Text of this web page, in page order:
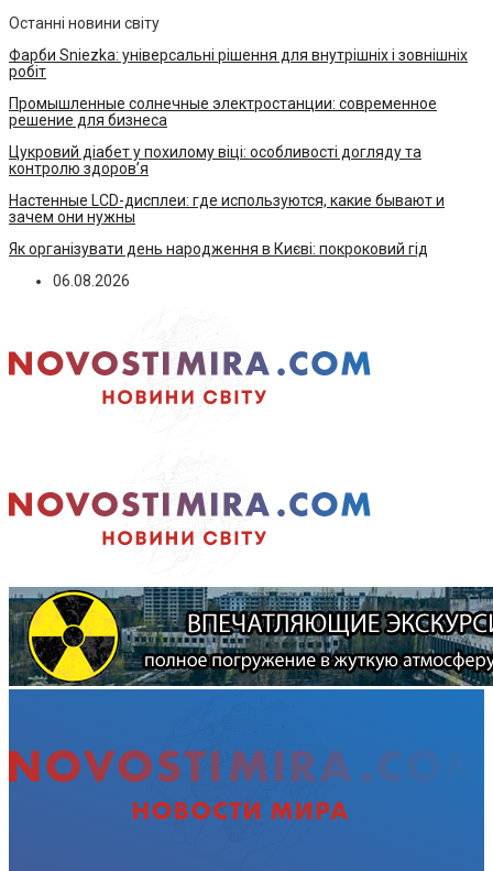
Останні новини світу
Фарби Sniezka: універсальні рішення для внутрішніх і зовнішніх
робіт
Промышленные солнечные электростанции: современное
решение для бизнеса
Цукровий діабет у похилому віці: особливості догляду та
контролю здоров’я
Настенные LCD-дисплеи: где используются, какие бывают и
зачем они нужны
Як організувати день народження в Києві: покроковий гід
06.08.2026